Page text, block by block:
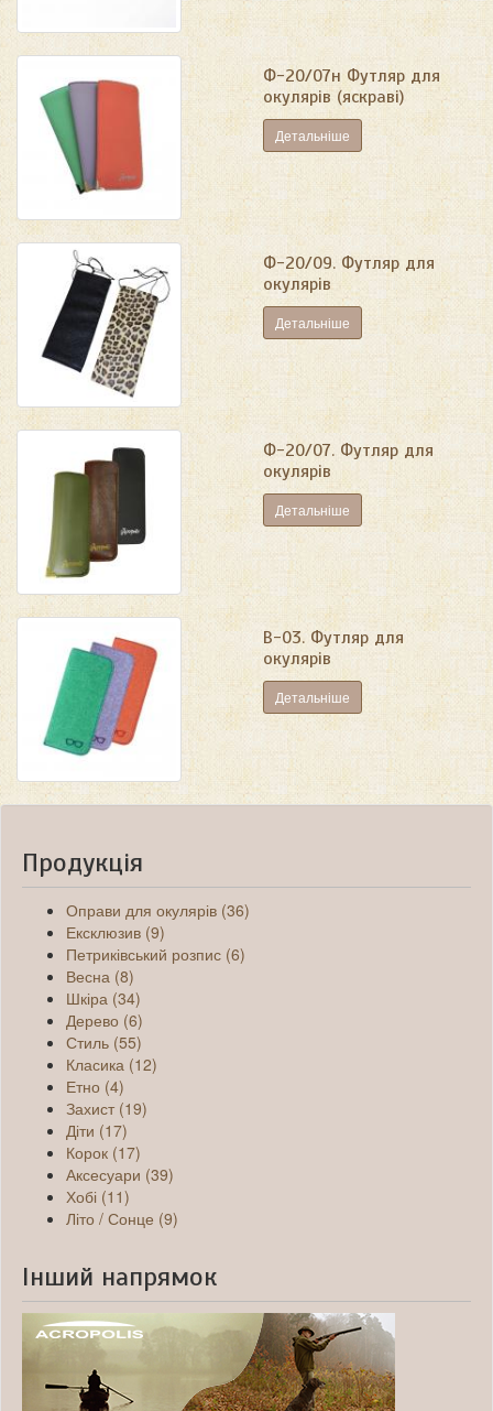
Ф-20/07н Футляр для
окулярів (яскраві)
Детальніше
Ф-20/09. Футляр для
окулярів
Детальніше
Ф-20/07. Футляр для
окулярів
Детальніше
В-03. Футляр для
окулярів
Детальніше
Продукція
Оправи для окулярів (36)
Ексклюзив (9)
Петриківський розпис (6)
Весна (8)
Шкіра (34)
Дерево (6)
Стиль (55)
Класика (12)
Етно (4)
Захист (19)
Діти (17)
Корок (17)
Аксесуари (39)
Хобі (11)
Літо / Сонце (9)
Інший напрямок